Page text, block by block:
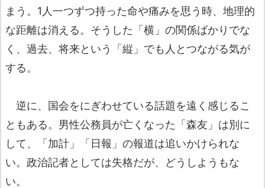
まう。1人一つずつ持った命や痛みを思う時、地理的
な距離は消える。そうした「横」の関係ばかりでな
く、過去、将来という「縦」でも人とつながる気が
する。
逆に、国会をにぎわせている話題を遠く感じるこ
ともある。男性公務員が亡くなった「森友」は別に
して、「加計」「日報」の報道は追いかけられな
い。政治記者としては失格だが、どうしようもな
い。